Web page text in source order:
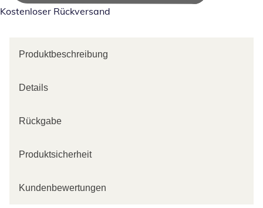
Kostenloser Rückversand
Produktbeschreibung
Details
Rückgabe
Produktsicherheit
Kundenbewertungen